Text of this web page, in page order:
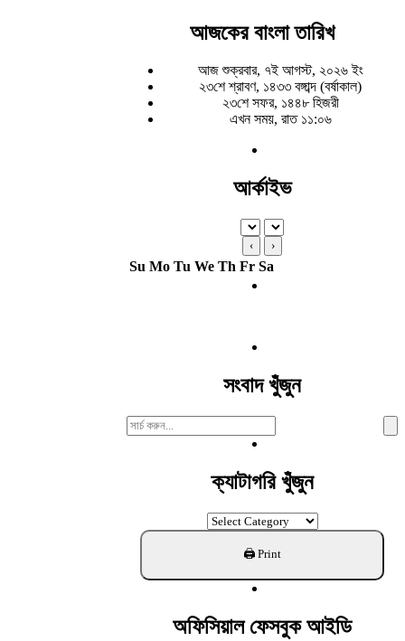
আজকের বাংলা তারিখ
আজ শুক্রবার, ৭ই আগস্ট, ২০২৬ ইং
২৩শে শ্রাবণ, ১৪৩৩ বঙ্গাব্দ (বর্ষাকাল)
২৩শে সফর, ১৪৪৮ হিজরী
এখন সময়, রাত ১১:০৬
আর্কাইভ
‹ ›
Su Mo Tu We Th Fr Sa
সংবাদ খুঁজুন
Search
For:
ক্যাটাগরি খুঁজুন
ক্যাটাগরি
খুঁজুন
অফিসিয়াল ফেসবুক আইডি